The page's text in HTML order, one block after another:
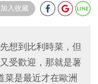
加入收藏
想到比利時菜，但
受歡迎，那就是薯
菜是最近才在歐洲